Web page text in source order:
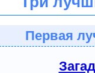
Первая